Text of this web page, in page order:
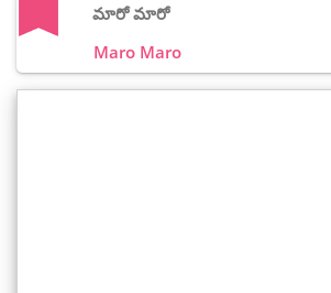
మారో మారో
Maro Maro